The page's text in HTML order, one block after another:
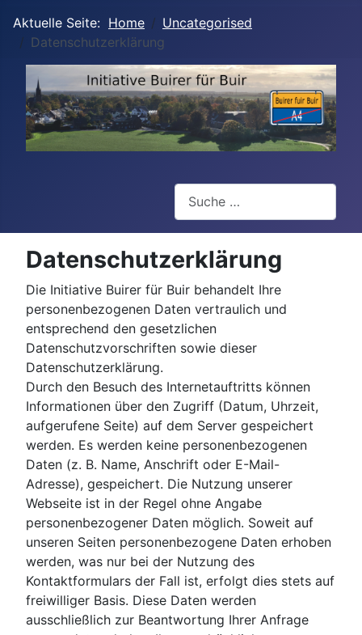
Aktuelle Seite: Home
Uncategorised
Datenschutzerklärung
Suchen
Datenschutzerklärung
Die Initiative Buirer für Buir behandelt Ihre
personenbezogenen Daten vertraulich und
entsprechend den gesetzlichen
Datenschutzvorschriften sowie dieser
Datenschutzerklärung.
Durch den Besuch des Internetauftritts können
Informationen über den Zugriff (Datum, Uhrzeit,
aufgerufene Seite) auf dem Server gespeichert
werden. Es werden keine personenbezogenen
Daten (z. B. Name, Anschrift oder E-Mail-
Adresse), gespeichert. Die Nutzung unserer
Webseite ist in der Regel ohne Angabe
personenbezogener Daten möglich. Soweit auf
unseren Seiten personenbezogene Daten erhoben
werden, was nur bei der Nutzung des
Kontaktformulars der Fall ist, erfolgt dies stets auf
freiwilliger Basis. Diese Daten werden
ausschließlich zur Beantwortung Ihrer Anfrage